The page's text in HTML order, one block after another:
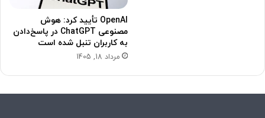
OpenAI تأیید کرد: هوش
مصنوعی ChatGPT در پاسخ‌دادن
به کاربران تنبل شده است
مرداد 18, 1405